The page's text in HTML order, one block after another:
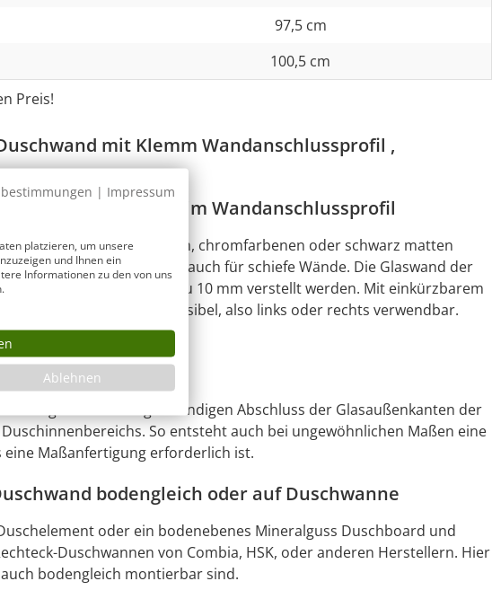
97,5 cm
100,5 cm
Preis!
mit Klemm Wandanschlussprofil ,
mit Wandausgleich im Wandanschlussprofil
Qualität mit dezentem, chromfarbenen oder schwarz matten
10 mm Wandausgleich auch für schiefe Wände. Die Glaswand der
daher stufenlos bis zu 10 mm verstellt werden. Mit einkürzbarem
Die Duschwand ist reversibel, also links oder rechts verwendbar.
erhältlich.
ermöglichen den fugenbündigen Abschluss der Glasaußenkanten der
So entsteht auch bei ungewöhnlichen Maßen eine
Maßanfertigung erforderlich ist.
bodengleich oder auf Duschwanne
oder ein bodenebenes Mineralguss Duschboard und
Duschwannen von Combia, HSK, oder anderen Herstellern. Hier
bodengleich montierbar sind.
| Impressum
platzieren, um unsere
und Ihnen ein
Informationen zu den von uns
Ablehnen